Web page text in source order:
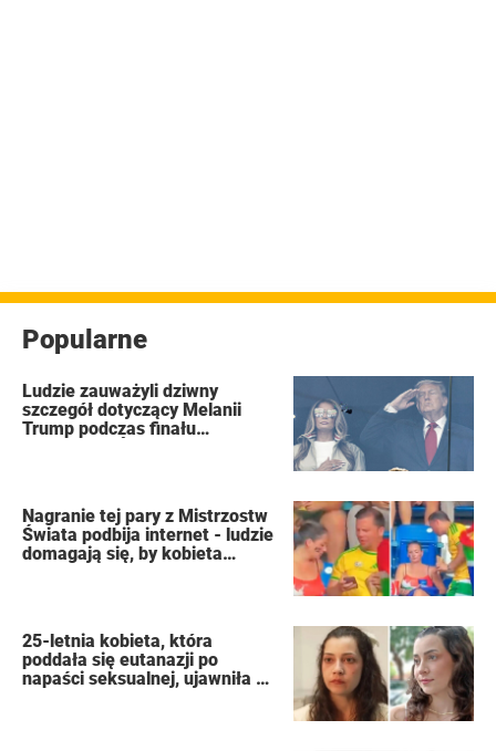
Popularne
Ludzie zauważyli dziwny
szczegół dotyczący Melanii
Trump podczas finału
Nagranie tej pary z Mistrzostw
Świata podbija internet - ludzie
domagają się, by kobieta
25-letnia kobieta, która
poddała się eutanazji po
napaści seksualnej, ujawniła w